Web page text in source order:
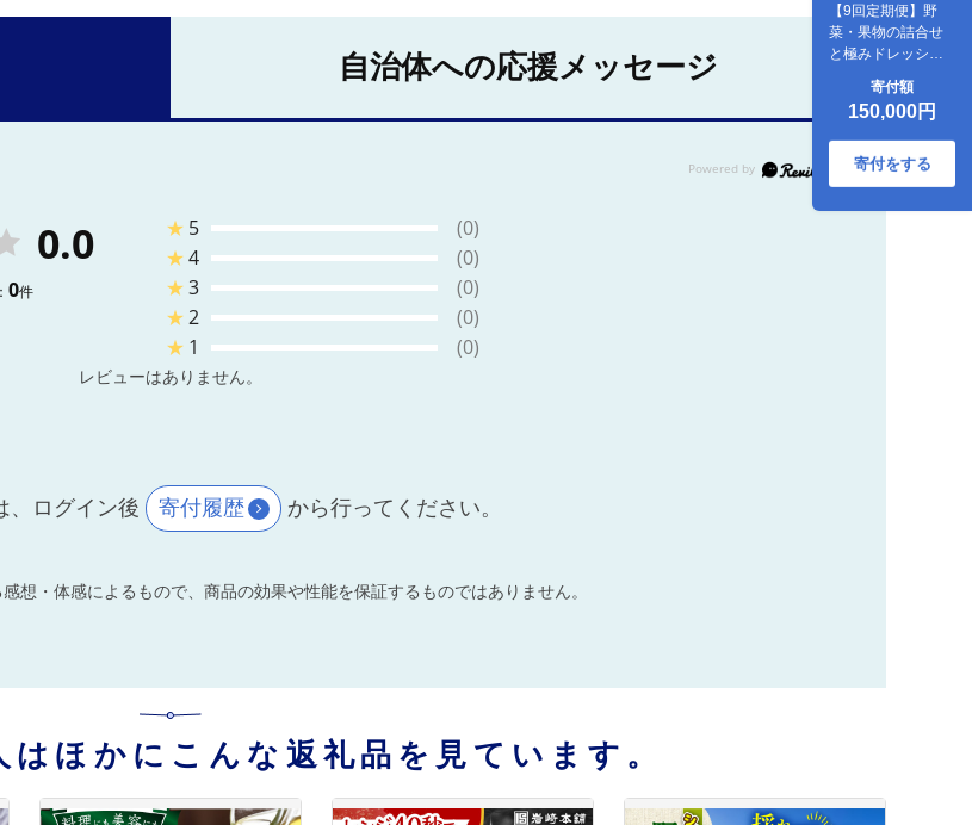
【9回定期便】野
菜・果物の詰合せ
と極みドレッシン
やさい 果物 くだも
の フルーツ ふるー
つ ドレッシング /
大村市 / おおむら夢
ファームシュシュ
寄付額
150,000円
寄付をする
自治体への応援メッセージ
0.0
0件
★ 5
(0)
★4
(0)
★3
(0)
★2
(0)
★ 1 (0)
レビューはありません。
、ログイン後 寄付履歴 から行ってください。
想・体感によるもので、商品の効果や性能を保証するものではありません。
はほかにこんな返礼品を見ています。